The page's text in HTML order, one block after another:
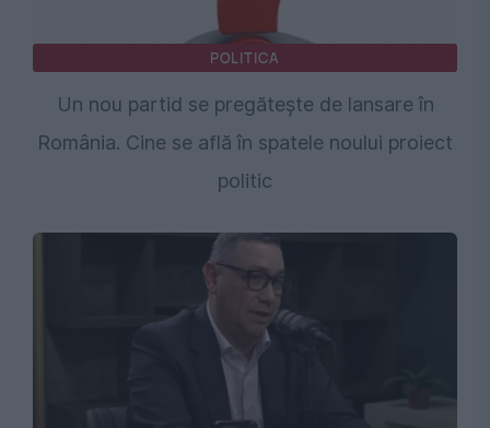
POLITICA
Un nou partid se pregătește de lansare în
România. Cine se află în spatele noului proiect
politic